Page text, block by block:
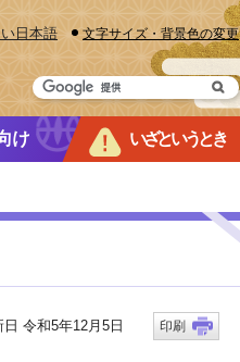
日本語 文字サイズ・背景色の変更
け いざというとき
令和5年12月5日 印刷